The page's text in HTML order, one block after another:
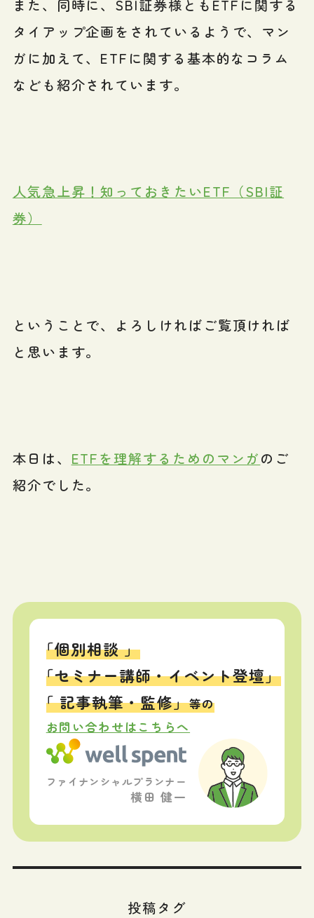
また、同時に、SBI証券様ともETFに関する
タイアップ企画をされているようで、マン
ガに加えて、ETFに関する基本的なコラム
なども紹介されています。
人気急上昇！知っておきたいETF（SBI証
券）
ということで、よろしければご覧頂ければ
と思います。
本日は、 ETFを理解するためのマンガのご
紹介でした。
「個別相談 」
「セミナー講師・イベント登壇」
「 記事執筆・監修」等の
お問い合わせはこちらへ
ファイナンシャルプランナー
横田 健一
投稿タグ